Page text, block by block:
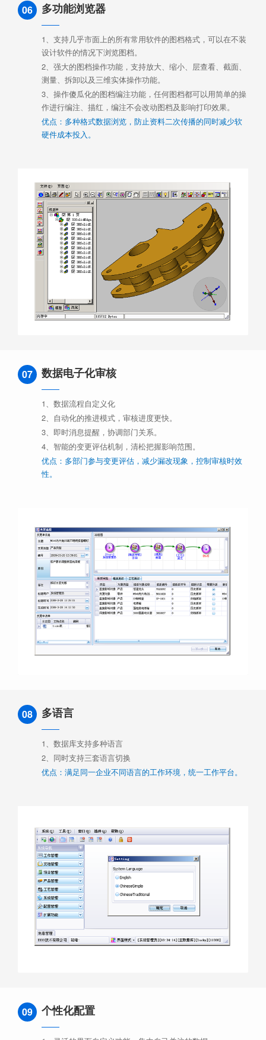
06 多功能浏览器
1、支持几乎市面上的所有常用软件的图档格式，可以在不装
设计软件的情况下浏览图档。
2、强大的图档操作功能，支持放大、缩小、层查看、截面、
测量、拆卸以及三维实体操作功能。
3、操作傻瓜化的图档编注功能，任何图档都可以用简单的操
作进行编注、描红，编注不会改动图档及影响打印效果。
优点：多种格式数据浏览，防止资料二次传播的同时减少软
硬件成本投入。
07 数据电子化审核
1、数据流程自定义化
2、自动化的推进模式，审核进度更快。
3、即时消息提醒，协调部门关系。
4、智能的变更评估机制，清松把握影响范围。
优点：多部门参与变更评估，减少漏改现象，控制审核时效
性。
08 多语言
1、数据库支持多种语言
2、同时支持三套语言切换
优点：满足同一企业不同语言的工作环境，统一工作平台。
09 个性化配置